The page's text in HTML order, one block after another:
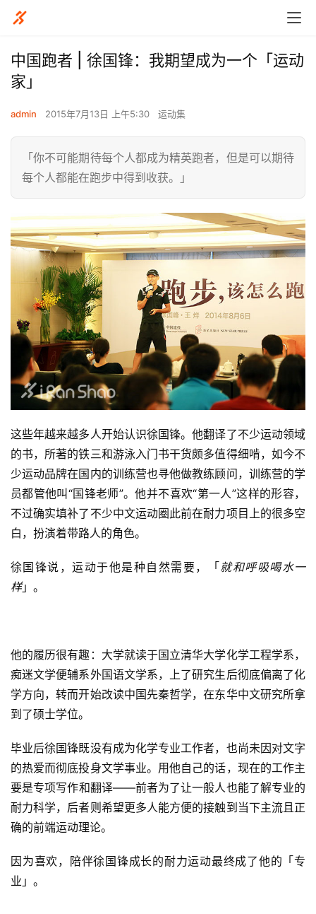
中国跑者 | 徐国锋：我期望成为一个「运动
家」
admin 2015年7月13日 上午5:30 运动集
「你不可能期待每个人都成为精英跑者，但是可以期待
每个人都能在跑步中得到收获。」
这些年越来越多人开始认识徐国锋。他翻译了不少运动领域
的书，所著的铁三和游泳入门书干货颇多值得细啃，如今不
少运动品牌在国内的训练营也寻他做教练顾问， 训练营的学
员都管他叫“国锋老师”。他并不喜欢“第一人”这样的形容，
不过确实填补了不少中文运动圈此前在耐力项目上的很多空
白，扮演着带路人的角色。
徐国锋说，运动于他是种自然需要，「就和呼吸喝水一
样」。
他的履历很有趣：大学就读于国立清华大学化学工程学系，
痴迷文学便辅系外国语文学系，上了研究生后彻底偏离了化
学方向，转而开始改读中国先秦哲学，在东华中文研究所拿
到了硕士学位。
毕业后徐国锋既没有成为化学专业工作者，也尚未因对文字
的热爱而彻底投身文学事业。用他自己的话，现在的工作主
要是专项写作和翻译——前者为了让一般人也能了解专业的
耐力科学，后者则希望更多人能方便的接触到当下主流且正
确的前端运动理论。
因为喜欢，陪伴徐国锋成长的耐力运动最终成了他的 「专
业 」 。